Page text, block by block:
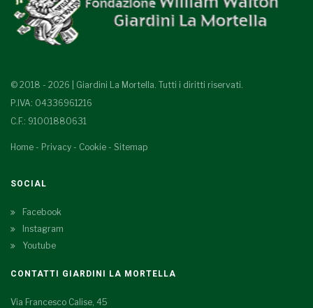
© 2018 - 2026 | Giardini La Mortella. Tutti i diritti riservati.
P.IVA: 04336961216
C.F.: 91001880631
Home - Privacy - Cookie - Sitemap
SOCIAL
Facebook
Instagram
Youtube
CONTATTI GIARDINI LA MORTELLA
Via Francesco Calise, 45